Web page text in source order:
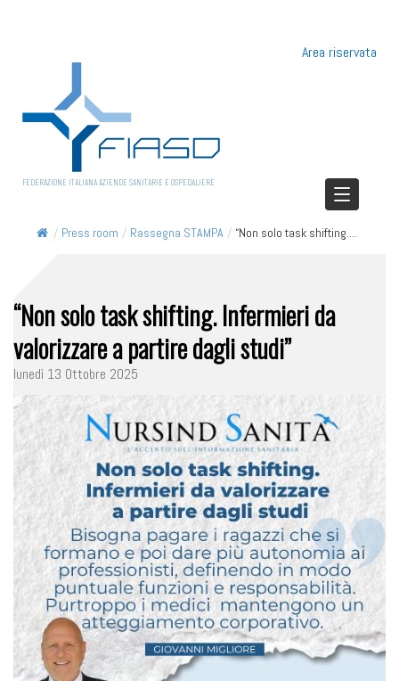
Area riservata
FEDERAZIONE ITALIANA AZIENDE SANITARIE E OSPEDALIERE
/ Press room / Rassegna STAMPA / “Non solo task shifting....
“Non solo task shifting. Infermieri da
valorizzare a partire dagli studi”
lunedì 13 Ottobre 2025